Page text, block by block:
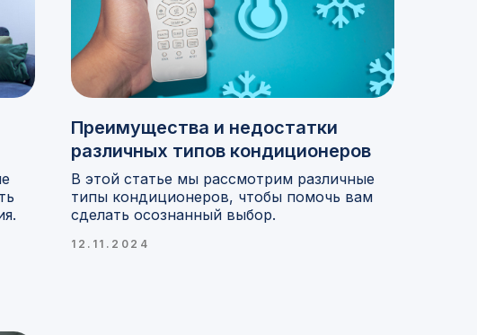
Преимущества и недостатки
различных типов кондиционеров
В этой статье мы рассмотрим различные
типы кондиционеров, чтобы помочь вам
сделать осознанный выбор.
12.11.2024